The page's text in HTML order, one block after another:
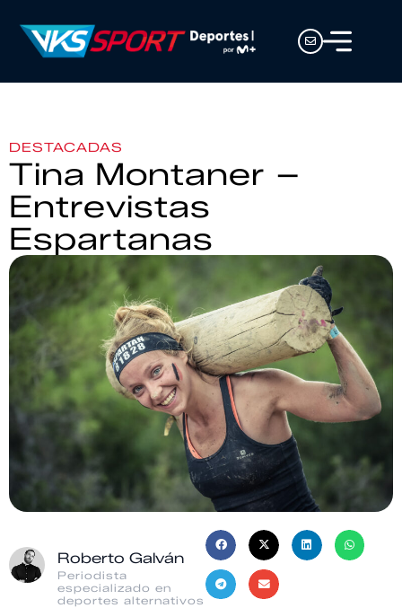
DESTACADAS
Tina Montaner –
Entrevistas
Espartanas
Roberto Galván
Periodista
especializado en
deportes alternativos